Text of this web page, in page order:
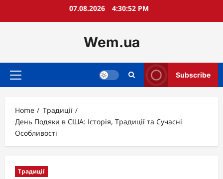
07.08.2026 4:30:53 PM
Wem.ua
Primary
Subscribe
Home
Традиції
День Подяки в США: Історія, Традиції та Сучасні
Особливості
Традиції